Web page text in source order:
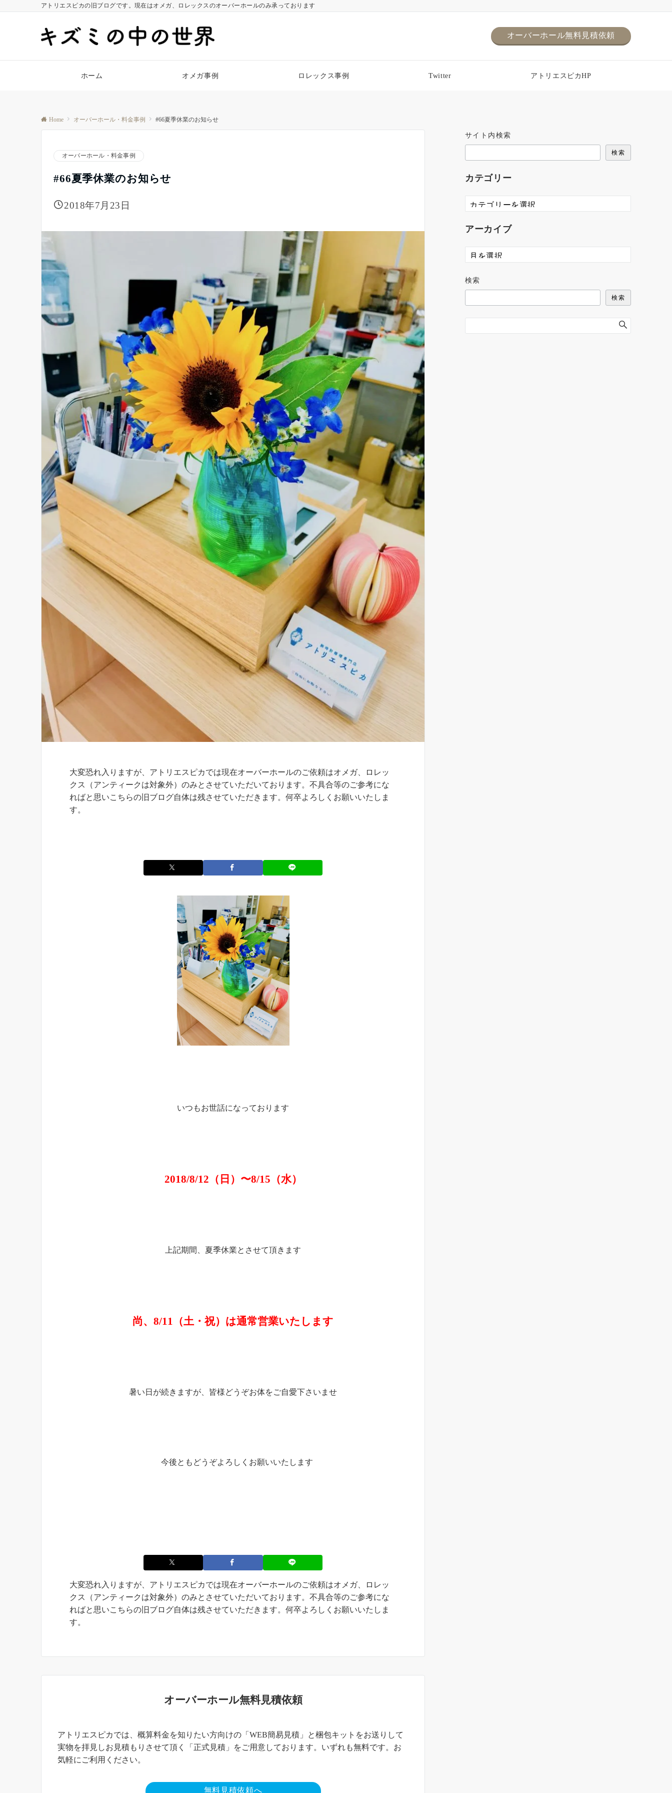
アトリエスピカの旧ブログです。現在はオメガ、ロレックスのオーバーホールのみ承っております
オーバーホール無料見積依頼
ホーム オメガ事例 ロレックス事例 Twitter アトリエスピカHP
Home オーバーホール・料金事例 #66夏季休業のお知らせ
オーバーホール・料金事例
#66夏季休業のお知らせ
2018年7月23日
大変恐れ入りますが、アトリエスピカでは現在オーバーホールのご依頼はオメガ、ロレッ
クス（アンティークは対象外）のみとさせていただいております。不具合等のご参考にな
ればと思いこちらの旧ブログ自体は残させていただきます。何卒よろしくお願いいたしま
す。
いつもお世話になっております
2018/8/12（日）〜8/15（水）
上記期間、夏季休業とさせて頂きます
尚、8/11（土・祝）は通常営業いたします
暑い日が続きますが、皆様どうぞお体をご自愛下さいませ
今後ともどうぞよろしくお願いいたします
大変恐れ入りますが、アトリエスピカでは現在オーバーホールのご依頼はオメガ、ロレッ
クス（アンティークは対象外）のみとさせていただいております。不具合等のご参考にな
ればと思いこちらの旧ブログ自体は残させていただきます。何卒よろしくお願いいたしま
す。
オーバーホール無料見積依頼
アトリエスピカでは、概算料金を知りたい方向けの「WEB簡易見積」と梱包キットをお送りして
実物を拝見しお見積もりさせて頂く「正式見積」をご用意しております。いずれも無料です。お
気軽にご利用ください。
無料見積依頼へ
サイト内検索
検索
カテゴリー
アーカイブ
検索
検索